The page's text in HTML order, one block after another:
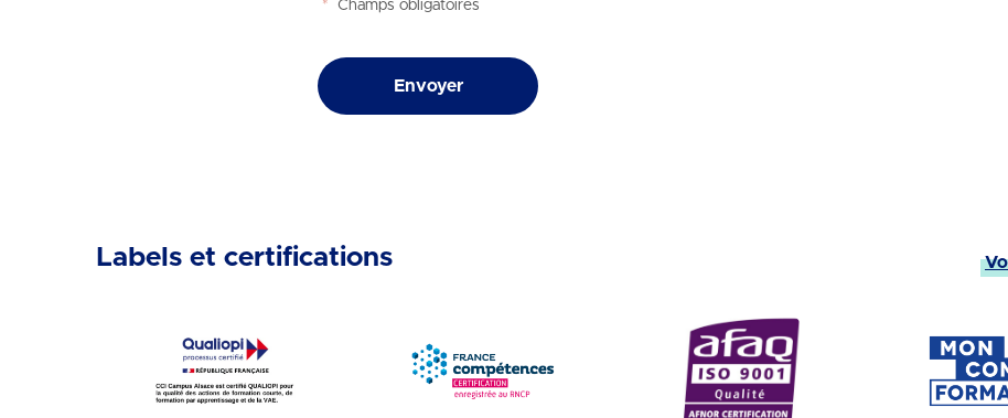
* Champs obligatoires
Envoyer
Labels et certifications